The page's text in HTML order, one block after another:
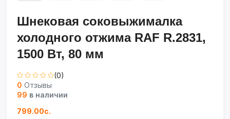
Шнековая соковыжималка
холодного отжима RAF R.2831,
1500 Вт, 80 мм
(0)
0 Отзывы
99 в наличии
799.00с.